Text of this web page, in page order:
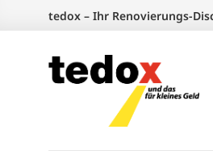
springen
tedox – Ihr Renovierungs-